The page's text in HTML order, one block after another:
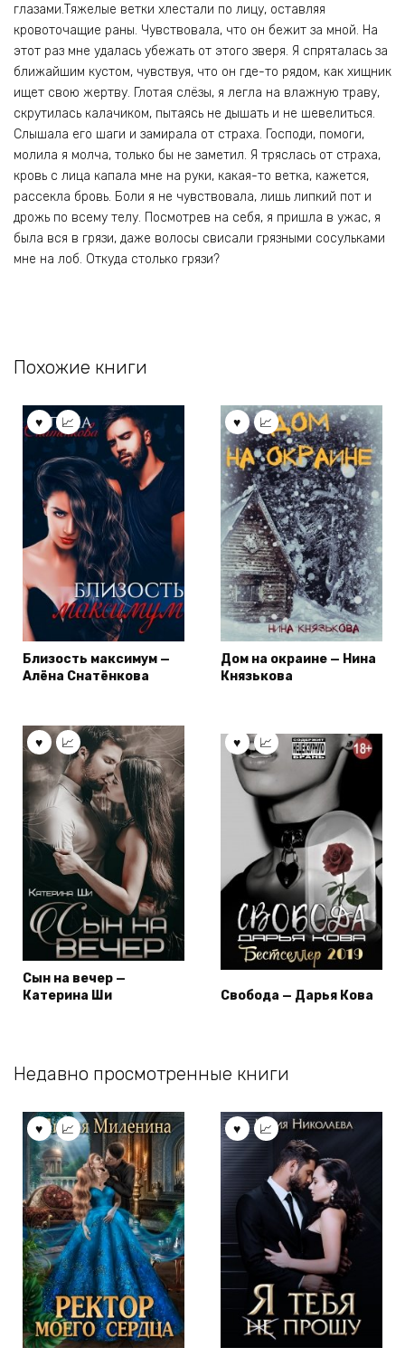
глазами.Тяжелые ветки хлестали по лицу, оставляя
кровоточащие раны. Чувствовала, что он бежит за мной. На
этот раз мне удалась убежать от этого зверя. Я спряталась за
ближайшим кустом, чувствуя, что он где-то рядом, как хищник
ищет свою жертву. Глотая слёзы, я легла на влажную траву,
скрутилась калачиком, пытаясь не дышать и не шевелиться.
Слышала его шаги и замирала от страха. Господи, помоги,
молила я молча, только бы не заметил. Я тряслась от страха,
кровь с лица капала мне на руки, какая-то ветка, кажется,
рассекла бровь. Боли я не чувствовала, лишь липкий пот и
дрожь по всему телу. Посмотрев на себя, я пришла в ужас, я
была вся в грязи, даже волосы свисали грязными сосульками
мне на лоб. Откуда столько грязи?
Похожие книги
Близость максимум —
Алёна Снатёнкова
Дом на окраине — Нина
Князькова
Сын на вечер —
Катерина Ши
Свобода — Дарья Кова
Недавно просмотренные книги